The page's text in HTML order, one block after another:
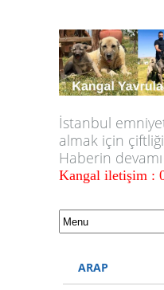
İstanbul
almak için
Haberin
Kangal iletişim :
ARAP